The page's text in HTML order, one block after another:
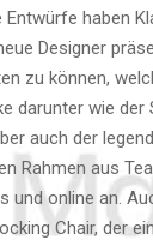
Entwürfe haben
Designer
zu können,
darunter wie
auch der
Rahmen aus
und online an.
Chair, der